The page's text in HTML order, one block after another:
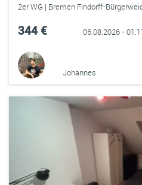
2er WG | Bremen Findorff-
344 € 06.08.2026 -
Johannes